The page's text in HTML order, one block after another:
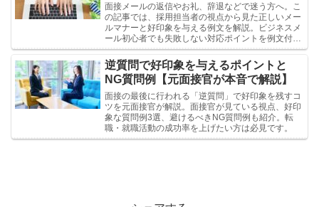
面接メールの返信やお礼、辞退などで迷う方へ。こ
の記事では、採用担当者の視点から見た正しいメー
ルマナーと好印象を与える例文を解説。ビジネスメ
ール初心者でも失敗しない対応ポイントを例文付き
で紹介します。
逆質問で好印象を与えるポイントと
NG質問例【元面接官が本音で解説】
面接の最後に行われる「逆質問」で好印象を残すコ
ツを元面接官が解説。面接官が見ている視点、好印
象な質問例3選、避けるべきNG質問例も紹介。転
職・就職活動の成功率を上げたい方は必見です。